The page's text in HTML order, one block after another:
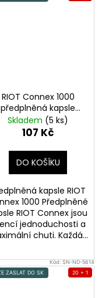
RIOT Connex 1000
předplněná kapsle
(Strawberry Blueberry
Ice) 18mg
Skladem (5 ks)
107 Kč
DO KOŠÍKU
kapsle RIOT
1000 Předplněné
RIOT Connex jsou
jednoduchosti a
chuti. Každá...
Kód:SN-ND-5614
ZASLAT DO SK
20 + 1